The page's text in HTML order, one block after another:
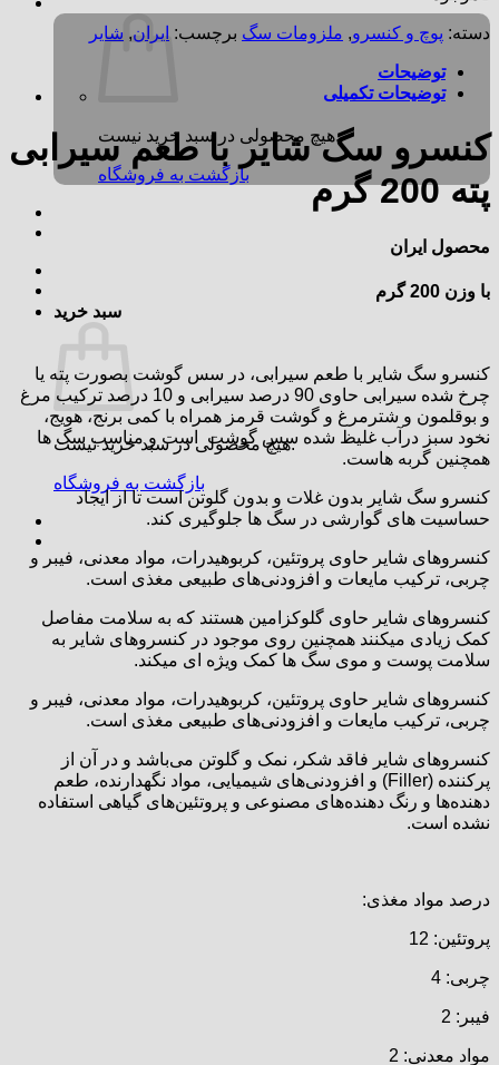
هیچ محصولی در سبد خرید نیست.
بازگشت به فروشگاه
سبد خرید
هیچ محصولی در سبد خرید نیست.
بازگشت به فروشگاه
دسته: پوچ و کنسرو, ملزومات سگ برچسب: ایران, شایر
توضیحات
توضیحات تکمیلی
کنسرو سگ شایر با طعم سیرابی
پته 200 گرم
محصول ایران
با وزن 200 گرم
کنسرو سگ شایر با طعم سیرابی، در سس گوشت بصورت پته یا
چرخ شده سیرابی حاوی 90 درصد سیرابی و 10 درصد ترکیب مرغ
و بوقلمون و شترمرغ و گوشت قرمز همراه با کمی برنج، هویج،
نخود سبز درآب غلیظ شده سس گوشت است و مناسب سگ ها
همچنین گربه هاست.
کنسرو سگ شایر بدون غلات و بدون گلوتن است تا از ایجاد
حساسیت های گوارشی در سگ ها جلوگیری کند.
کنسروهای شایر حاوی پروتئین، کربوهیدرات، مواد معدنی، فیبر و
چربی، ترکیب مایعات و افزودنی‌های طبیعی مغذی است.
کنسروهای شایر حاوی گلوکزامین هستند که به سلامت مفاصل
کمک زیادی میکنند همچنین روی موجود در کنسروهای شایر به
سلامت پوست و موی سگ ها کمک ویژه ای میکند.
کنسروهای شایر حاوی پروتئین، کربوهیدرات، مواد معدنی، فیبر و
چربی، ترکیب مایعات و افزودنی‌های طبیعی مغذی است.
کنسروهای شایر فاقد شکر، نمک و گلوتن می‌باشد و در آن از
پرکننده (Filler) و افزودنی‌های شیمیایی، مواد نگهدارنده، طعم
دهنده‌ها و رنگ دهنده‌های مصنوعی و پروتئین‌های گیاهی استفاده
نشده است.
درصد مواد مغذی:
پروتئین: 12
چربی: 4
فیبر: 2
مواد معدنی: 2